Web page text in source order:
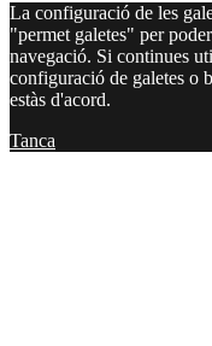
La configuració de les
"permet galetes" per
navegació. Si continues
configuració de galetes o
estàs d'acord.
Tanca